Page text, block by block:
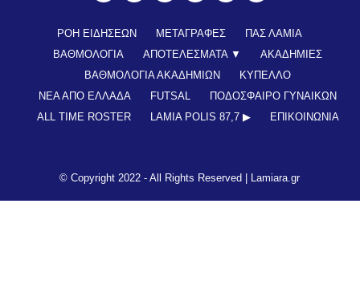
ΡΟΗ ΕΙΔΗΣΕΩΝ ΜΕΤΑΓΡΑΦΕΣ
ΠΑΣ ΛΑΜΙΑ
ΒΑΘΜΟΛΟΓΙΑ
ΑΠΟΤΕΛΕΣΜΑΤΑ ▼
ΑΚΑΔΗΜΙΕΣ
ΒΑΘΜΟΛΟΓΙΑ ΑΚΑΔΗΜΙΩΝ
ΚΥΠΕΛΛΟ
ΝΕΑ ΑΠΟ ΕΛΛΑΔΑ
FUTSAL
ΠΟΔΟΣΦΑΙΡΟ ΓΥΝΑΙΚΩΝ
ALL TIME ROSTER
LAMIA POLIS 87,7 ▶︎ ΕΠΙΚΟΙΝΩΝΊΑ
© Copyright 2022 - All Rights Reserved | Lamiara.gr